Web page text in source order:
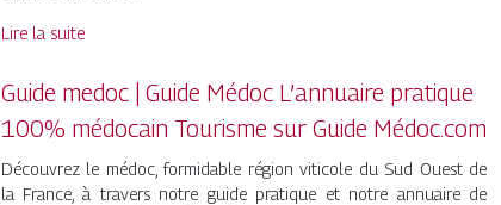
Lire la suite
Guide medoc | Guide Médoc L’annuaire pratique
100% médocain Tourisme sur Guide Médoc.com
Découvrez le médoc, formidable région viticole du Sud Ouest de
la France, à travers notre guide pratique et notre annuaire de